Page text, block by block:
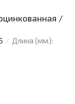
/
Длина (мм):